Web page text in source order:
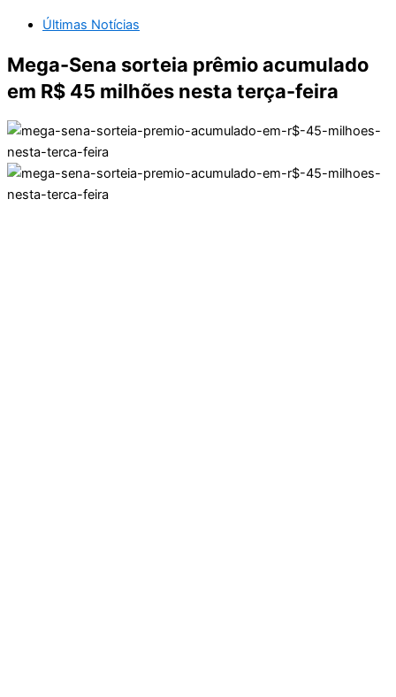
Últimas Notícias
Mega-Sena sorteia prêmio acumulado
em R$ 45 milhões nesta terça-feira